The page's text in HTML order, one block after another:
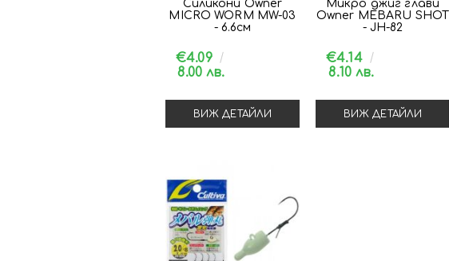
Силикони Owner
MICRO WORM MW-03
- 6.6см
€4.09
8.00 лв.
ВИЖ ДЕТАЙЛИ
Микро джиг глави
Owner MEBARU SHOT
- JH-82
€4.14
8.10 лв.
ВИЖ ДЕТАЙЛИ